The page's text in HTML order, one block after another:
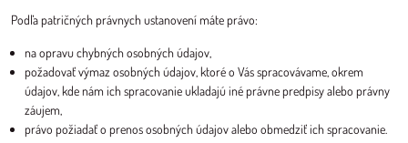
Podľa patričných právnych ustanovení máte právo:
na opravu chybných osobných údajov,
požadovať výmaz osobných údajov, ktoré o Vás spracovávame, okrem
údajov, kde nám ich spracovanie ukladajú iné právne predpisy alebo právny
záujem,
právo požiadať o prenos osobných údajov alebo obmedziť ich spracovanie.